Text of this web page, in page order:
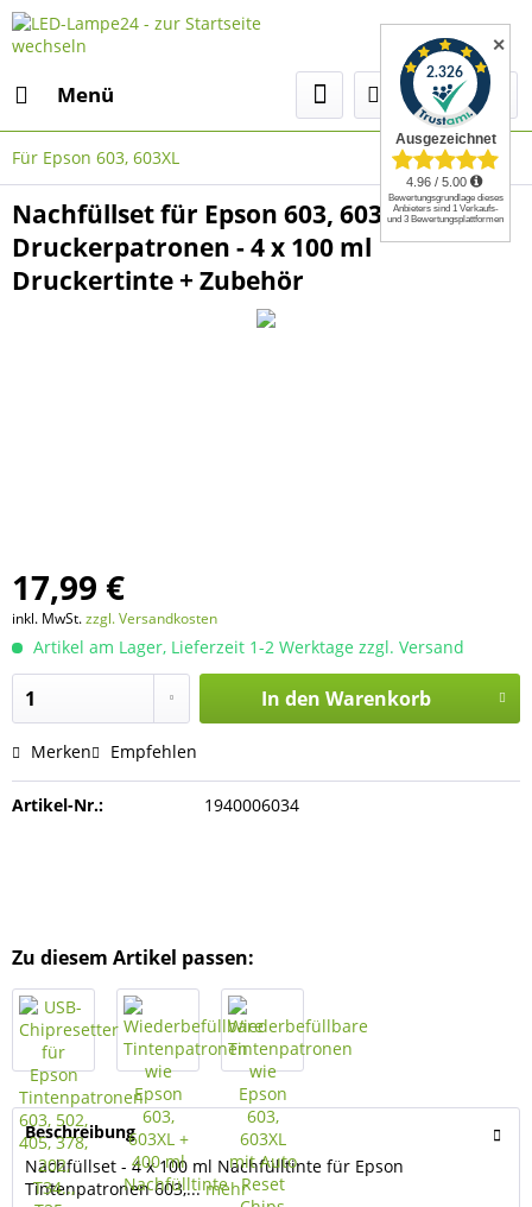
Menü
Für Epson 603, 603XL
Nachfüllset für Epson 603, 603XL
Druckerpatronen - 4 x 100 ml
Druckertinte + Zubehör
17,99 €
inkl. MwSt.zzgl. Versandkosten
Artikel am Lager, Lieferzeit 1-2 Werktage zzgl. Versand
In den Warenkorb
Merken Empfehlen
Artikel-Nr.: 1940006034
Zu diesem Artikel passen:
Beschreibung
Nachfüllset - 4 x 100 ml Nachfülltinte für Epson
Tintenpatronen 603,...mehr
✕